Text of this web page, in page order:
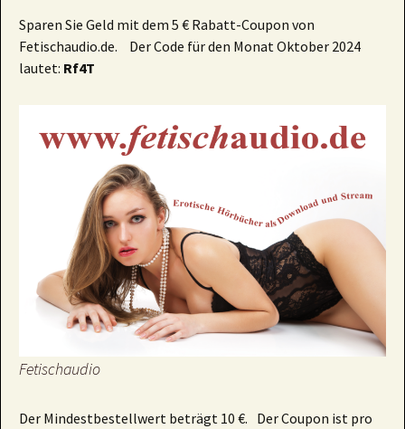
Sparen Sie Geld mit dem 5 € Rabatt-Coupon von
Fetischaudio.de. Der Code für den Monat Oktober 2024
lautet: Rf4T
Fetischaudio
Der Mindestbestellwert beträgt 10 €. Der Coupon ist pro